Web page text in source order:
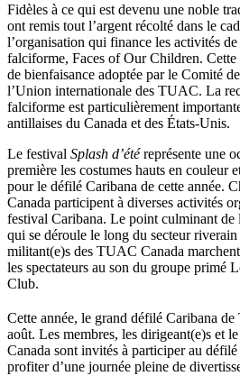
Fidèles à ce qui est devenu une noble
ont remis tout l’argent récolté dans le
l’organisation qui finance les activités
falciforme, Faces of Our Children. Cette
de bienfaisance adoptée par le Comité
l’Union internationale des TUAC. La
falciforme est particulièrement
antillaises du Canada et des États-Unis.
Le festival Splash d’étéreprésente une
première les costumes hauts en couleur
pour le défilé Caribana de cette année.
Canada participent à diverses activités
festival Caribana. Le point culminant de
qui se déroule le long du secteur
militant(e)s des TUAC Canada
les spectateurs au son du groupe primé
Club.
Cette année, le grand défilé Caribana de
août. Les membres, les dirigeant(e)s et
Canada sont invités à participer au
profiter d’une journée pleine de